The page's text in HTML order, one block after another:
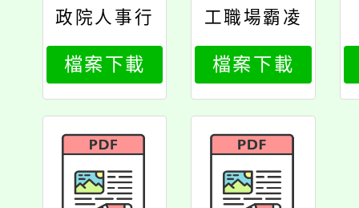
政院人事行
政總處函
檔案下載
工職場霸凌
防治處理流
程篇
檔案下載